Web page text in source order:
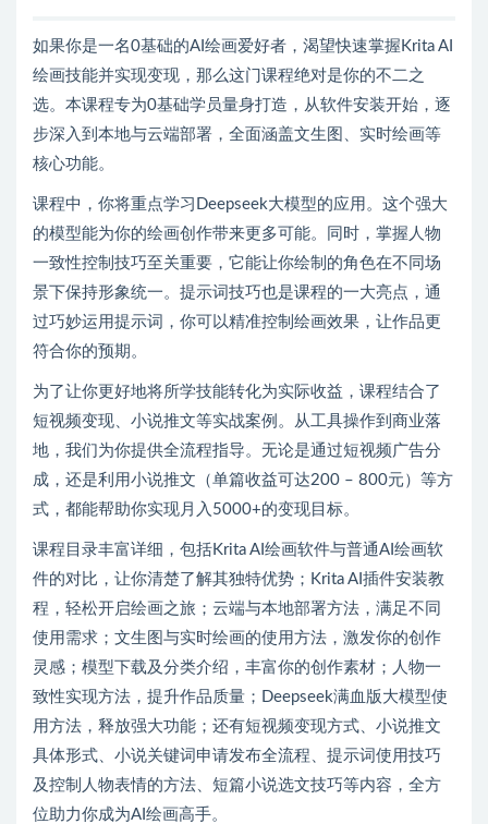
如果你是一名0基础的AI绘画爱好者，渴望快速掌握Krita AI
绘画技能并实现变现，那么这门课程绝对是你的不二之
选。本课程专为0基础学员量身打造，从软件安装开始，逐
步深入到本地与云端部署，全面涵盖文生图、实时绘画等
核心功能。
课程中，你将重点学习Deepseek大模型的应用。这个强大
的模型能为你的绘画创作带来更多可能。同时，掌握人物
一致性控制技巧至关重要，它能让你绘制的角色在不同场
景下保持形象统一。提示词技巧也是课程的一大亮点，通
过巧妙运用提示词，你可以精准控制绘画效果，让作品更
符合你的预期。
为了让你更好地将所学技能转化为实际收益，课程结合了
短视频变现、小说推文等实战案例。从工具操作到商业落
地，我们为你提供全流程指导。无论是通过短视频广告分
成，还是利用小说推文（单篇收益可达200 – 800元）等方
式，都能帮助你实现月入5000+的变现目标。
课程目录丰富详细，包括Krita AI绘画软件与普通AI绘画软
件的对比，让你清楚了解其独特优势；Krita AI插件安装教
程，轻松开启绘画之旅；云端与本地部署方法，满足不同
使用需求；文生图与实时绘画的使用方法，激发你的创作
灵感；模型下载及分类介绍，丰富你的创作素材；人物一
致性实现方法，提升作品质量；Deepseek满血版大模型使
用方法，释放强大功能；还有短视频变现方式、小说推文
具体形式、小说关键词申请发布全流程、提示词使用技巧
及控制人物表情的方法、短篇小说选文技巧等内容，全方
位助力你成为AI绘画高手。